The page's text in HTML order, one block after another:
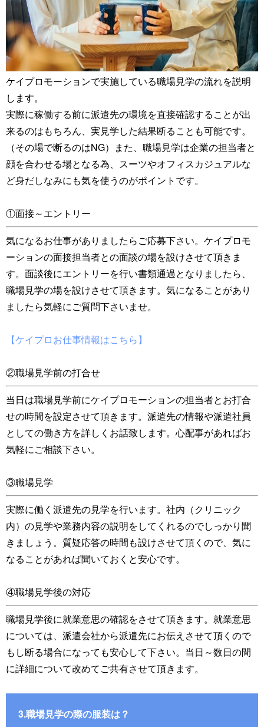
ケイプロモーションで実施している職場見学の流れを説明
します。
実際に稼働する前に派遣先の環境を直接確認することが出
来るのはもちろん、実見学した結果断ることも可能です。
（その場で断るのはNG）また、職場見学は企業の担当者と
顔を合わせる場となる為、スーツやオフィスカジュアルな
ど身だしなみにも気を使うのがポイントです。
①面接～エントリー
気になるお仕事がありましたらご応募下さい。ケイプロモ
ーションの面接担当者との面談の場を設けさせて頂きま
す。面談後にエントリーを行い書類通過となりましたら、
職場見学の場を設けさせて頂きます。気になることがあり
ましたら気軽にご質問下さいませ。
【ケイプロお仕事情報はこちら】
②職場見学前の打合せ
当日は職場見学前にケイプロモーションの担当者とお打合
せの時間を設定させて頂きます。派遣先の情報や派遣社員
としての働き方を詳しくお話致します。心配事があればお
気軽にご相談下さい。
③職場見学
実際に働く派遣先の見学を行います。社内（クリニック
内）の見学や業務内容の説明をしてくれるのでしっかり聞
きましょう。質疑応答の時間も設けさせて頂くので、気に
なることがあれば聞いておくと安心です。
④職場見学後の対応
職場見学後に就業意思の確認をさせて頂きます。就業意思
については、派遣会社から派遣先にお伝えさせて頂くので
もし断る場合になっても安心して下さい。当日～数日の間
に詳細について改めてご共有させて頂きます。
3.職場見学の際の服装は？